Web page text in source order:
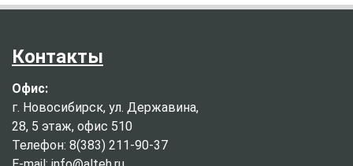
Контакты
Офис:
г. Новосибирск, ул. Державина,
28, 5 этаж, офис 510
Телефон: 8(383) 211-90-37